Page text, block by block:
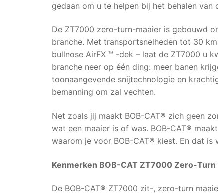
gedaan om u te helpen bij het behalen
De ZT7000 zero-turn-maaier is gebouwd
branche. Met transportsnelheden tot 30
bullnose AirFX ™ -dek – laat de ZT7000 u
branche neer op één ding: meer banen
toonaangevende snijtechnologie en
bemanning om zal vechten.
Net zoals jij maakt BOB-CAT® zich geen
wat een maaier is of was. BOB-CAT®
waarom je voor BOB-CAT® kiest. En dat
Kenmerken BOB-CAT ZT7000 Zero-
De BOB-CAT® ZT7000 zit-, zero-turn